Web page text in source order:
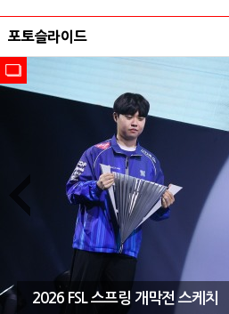
포토슬라이드
2026 FSL 스프링 개막전 스케치